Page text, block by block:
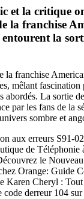
et la critique
la franchise
entourent la
la franchise
mêlant
abordés. La sortie
par les fans de la
sombre et
aux erreurs S91-
de Téléphonie
le
Orange: Guide
Karen Cheryl :
code derreur 104